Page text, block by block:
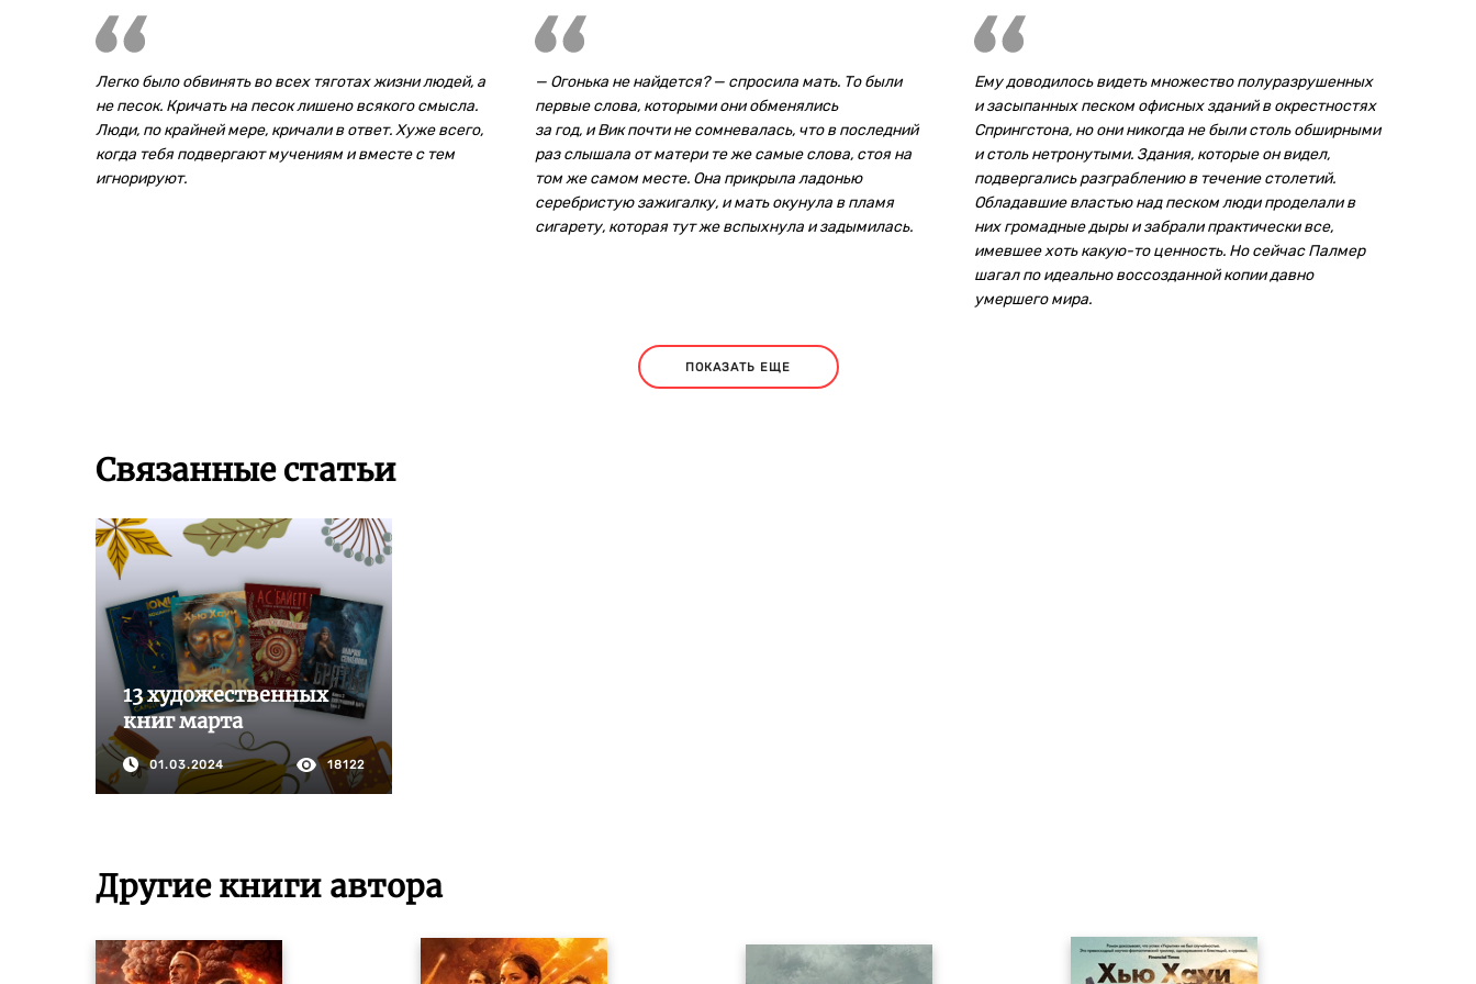
Легко было обвинять во всех тяготах жизни людей, а
не песок. Кричать на песок лишено всякого смысла.
Люди, по крайней мере, кричали в ответ. Хуже всего,
когда тебя подвергают мучениям и вместе с тем
игнорируют.
— Огонька не найдется? — спросила мать. То были
первые слова, которыми они обменялись
за год, и Вик почти не сомневалась, что в последний
раз слышала от матери те же самые слова, стоя на
том же самом месте. Она прикрыла ладонью
серебристую зажигалку, и мать окунула в пламя
сигарету, которая тут же вспыхнула и задымилась.
Ему доводилось видеть множество полуразрушенных
и засыпанных песком офисных зданий в окрестностях
Спрингстона, но они никогда не были столь обширными
и столь нетронутыми. Здания, которые он видел,
подвергались разграблению в течение столетий.
Обладавшие властью над песком люди проделали в
них громадные дыры и забрали практически все,
имевшее хоть какую-то ценность. Но сейчас Палмер
шагал по идеально воссозданной копии давно
умершего мира.
ПОКАЗАТЬ ЕЩЕ
Связанные статьи
13 художественных
книг марта
01.03.2024 18122
Другие книги автора